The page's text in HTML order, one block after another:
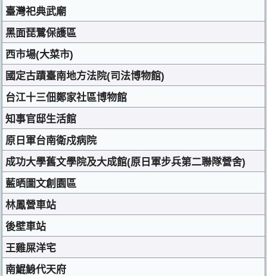
臺灣祀典武廟
黑面琵鷺保護區
西市場(大菜市)
國定古蹟臺南地方法院(司法博物館)
台江十三佃鄭家社區博物館
知事官邸生活館
原日軍台南衛戍病院
成功大學舊文學院及大成館(原日軍步兵第二聯隊營舍)
藍晒圖文創園區
林鳳營車站
後壁車站
王雞屎洋宅
南鯤鯓代天府